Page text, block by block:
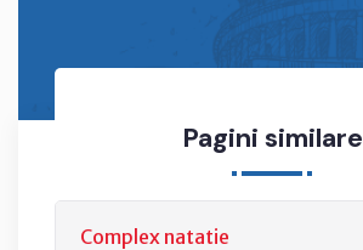
Pagini similare
Complex natatie